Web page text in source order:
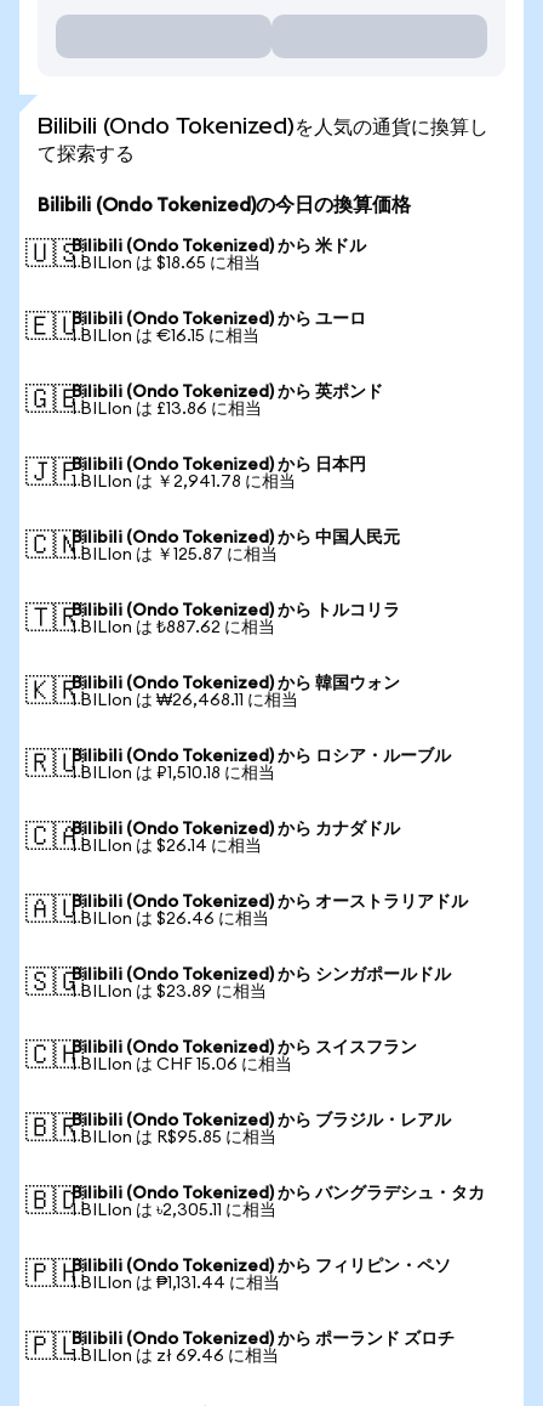
Bilibili (Ondo Tokenized)を人気の通貨に換算し
て探索する
Bilibili (Ondo Tokenized)の今日の換算価格
🇺🇸Bilibili (Ondo Tokenized) から 米ドル
1 BILIon は $18.65 に相当
🇪🇺Bilibili (Ondo Tokenized) から ユーロ
1 BILIon は €16.15 に相当
🇬🇧Bilibili (Ondo Tokenized) から 英ポンド
1 BILIon は £13.86 に相当
🇯🇵Bilibili (Ondo Tokenized) から 日本円
1 BILIon は ￥2,941.78 に相当
🇨🇳Bilibili (Ondo Tokenized) から 中国人民元
1 BILIon は ￥125.87 に相当
🇹🇷Bilibili (Ondo Tokenized) から トルコリラ
1 BILIon は ₺887.62 に相当
🇰🇷Bilibili (Ondo Tokenized) から 韓国ウォン
1 BILIon は ₩26,468.11 に相当
🇷🇺Bilibili (Ondo Tokenized) から ロシア・ルーブル
1 BILIon は ₽1,510.18 に相当
🇨🇦Bilibili (Ondo Tokenized) から カナダドル
1 BILIon は $26.14 に相当
🇦🇺Bilibili (Ondo Tokenized) から オーストラリアドル
1 BILIon は $26.46 に相当
🇸🇬Bilibili (Ondo Tokenized) から シンガポールドル
1 BILIon は $23.89 に相当
🇨🇭Bilibili (Ondo Tokenized) から スイスフラン
1 BILIon は CHF 15.06 に相当
🇧🇷Bilibili (Ondo Tokenized) から ブラジル・レアル
1 BILIon は R$95.85 に相当
🇧🇩Bilibili (Ondo Tokenized) から バングラデシュ・タカ
1 BILIon は ৳2,305.11 に相当
🇵🇭Bilibili (Ondo Tokenized) から フィリピン・ペソ
1 BILIon は ₱1,131.44 に相当
🇵🇱Bilibili (Ondo Tokenized) から ポーランド ズロチ
1 BILIon は zł 69.46 に相当